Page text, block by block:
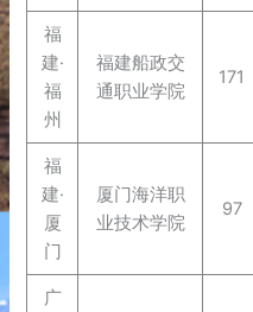
福
建·
福
州
福建船政交
通职业学院
171
福
建·
厦
门
厦门海洋职
业技术学院
97
广